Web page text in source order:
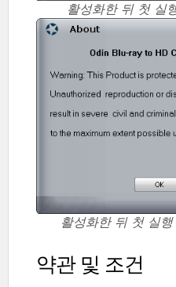
활성화한 뒤 첫 실
활성화한 뒤 첫 실
약관 및 조건